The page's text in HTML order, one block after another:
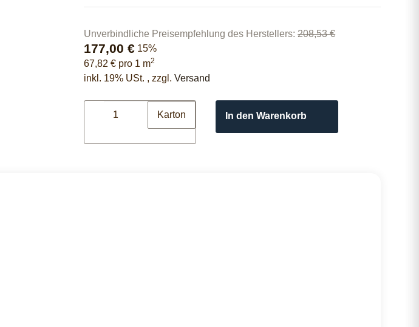
Unverbindliche Preisempfehlung des Herstellers:208,53 €
177,00 € 15%
67,82 € pro 1 m2
inkl. 19% USt. , zzgl.Versand
Karton In den Warenkorb